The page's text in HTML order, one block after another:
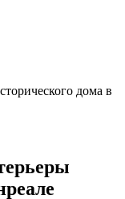
дома в